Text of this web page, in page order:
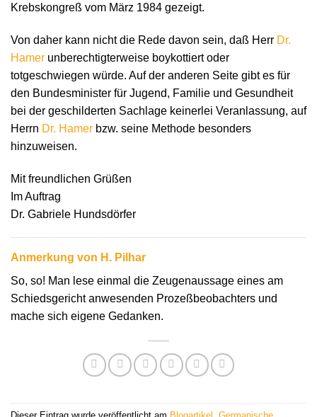
Krebskongreß vom März 1984 gezeigt.
Von daher kann nicht die Rede davon sein, daß Herr Dr.
Hamer unberechtigterweise boykottiert oder
totgeschwiegen würde. Auf der anderen Seite gibt es für
den Bundesminister für Jugend, Familie und Gesundheit
bei der geschilderten Sachlage keinerlei Veranlassung, auf
Herrn Dr. Hamer bzw. seine Methode besonders
hinzuweisen.
Mit freundlichen Grüßen
Im Auftrag
Dr. Gabriele Hundsdörfer
Anmerkung von H. Pilhar
So, so! Man lese einmal die Zeugenaussage eines am
Schiedsgericht anwesenden Prozeßbeobachters und
mache sich eigene Gedanken.